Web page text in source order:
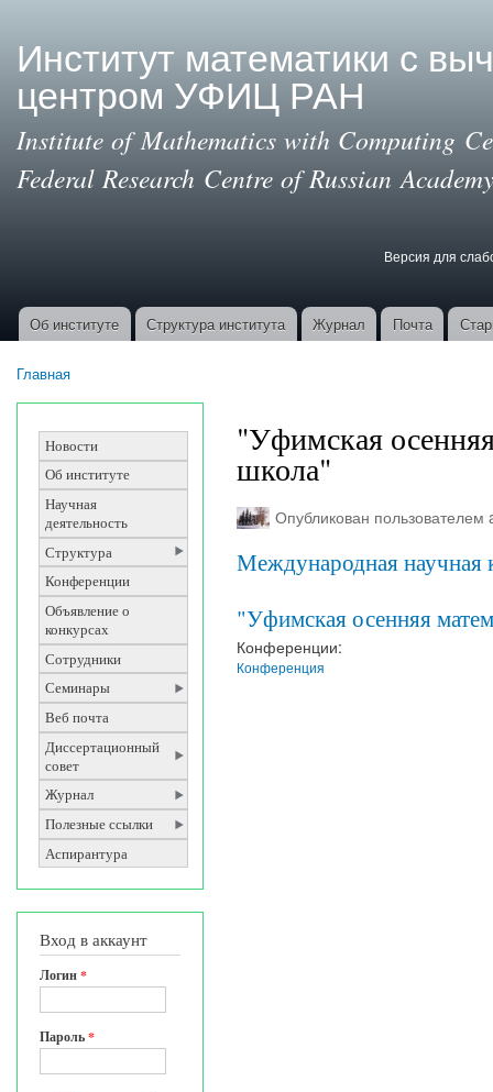
Институт математики с
центром УФИЦ РАН
Institute of Mathematics with Computing
Federal Research Centre of Russian
Версия для
Основные ссылки
Об институте Структура института Журнал Почта
Главная
Новости
Об институте
Научная
деятельность
Структура
Конференции
Объявление о
конкурсах
Сотрудники
Семинары
Веб почта
Диссертационный
совет
Журнал
Полезные ссылки
Аспирантура
Вход в аккаунт
Логин*
Пароль*
"Уфимская
школа"
Опубликован пользователем
Международная научная
"Уфимская осенняя
Конференции:
Конференция